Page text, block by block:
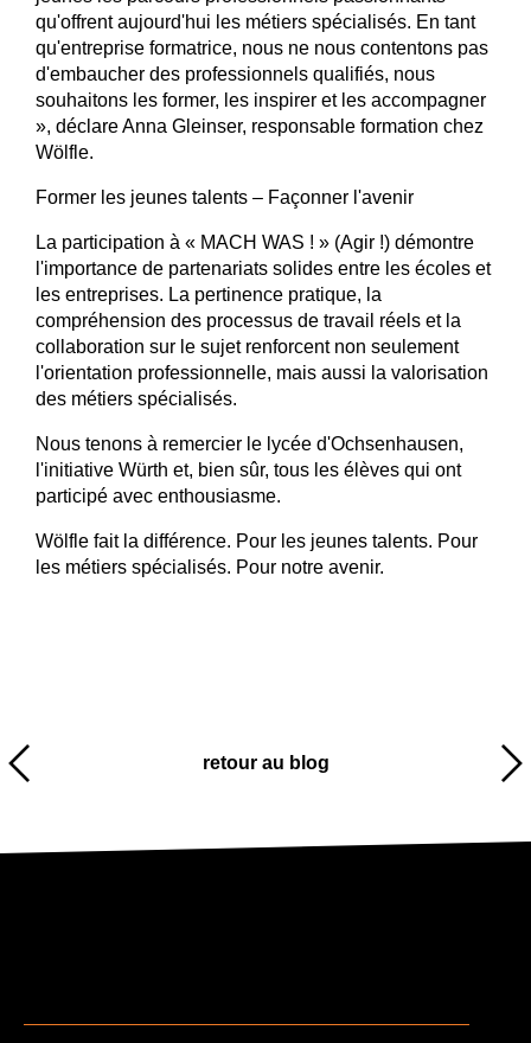
qu'offrent aujourd'hui les métiers spécialisés. En tant
qu'entreprise formatrice, nous ne nous contentons pas
d'embaucher des professionnels qualifiés, nous
souhaitons les former, les inspirer et les accompagner
», déclare Anna Gleinser, responsable formation chez
Wölfle.
Former les jeunes talents – Façonner l'avenir
La participation à « MACH WAS ! » (Agir !) démontre
l'importance de partenariats solides entre les écoles et
les entreprises. La pertinence pratique, la
compréhension des processus de travail réels et la
collaboration sur le sujet renforcent non seulement
l'orientation professionnelle, mais aussi la valorisation
des métiers spécialisés.
Nous tenons à remercier le lycée d'Ochsenhausen,
l'initiative Würth et, bien sûr, tous les élèves qui ont
participé avec enthousiasme.
Wölfle fait la différence. Pour les jeunes talents. Pour
les métiers spécialisés. Pour notre avenir.
retour au blog